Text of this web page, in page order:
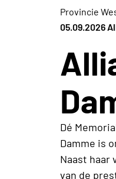
Provincie
05.09.2026
Dé
Damme is
Naast haar
van de